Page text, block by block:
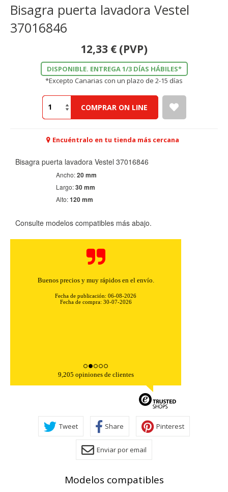
Bisagra puerta lavadora Vestel
37016846
12,33 € (PVP)
DISPONIBLE. ENTREGA 1/3 DÍAS HÁBILES*
*Excepto Canarias con un plazo de 2-15 días
COMPRAR ON LINE
Encuéntralo en tu tienda más cercana
Bisagra puerta lavadora Vestel 37016846
Ancho:20 mm
Largo:30 mm
Alto:120 mm
Consulte modelos compatibles más abajo.
Buenos precios y muy rápidos en el envío.
Fecha de publicación: 06-08-2026
Fecha de compra: 30-07-2026
9,205 opiniones de clientes
Tweet Share Pinterest
Enviar por email
Modelos compatibles